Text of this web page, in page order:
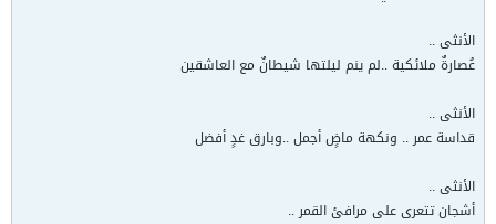
الأنثى ..
عُصارةٌ ملائكية ..لم ينم ليلتها شيطانٌ مع العاشقين
الأنثى ..
قداسة عمر .. ونكهة ماضٍ أجمل ..وبارق غدٍ أفضل
الأنثى ..
أشجان تتعرى على مرافئ القمر ..